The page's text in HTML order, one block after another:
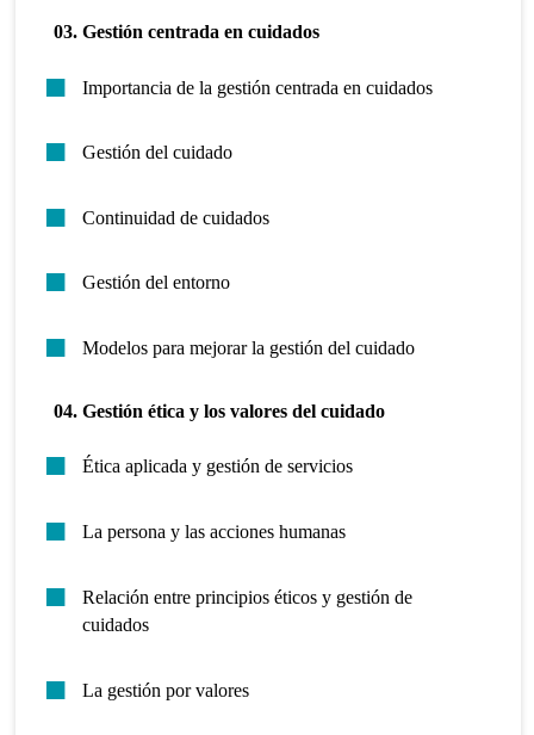
03. Gestión centrada en cuidados
Importancia de la gestión centrada en cuidados
Gestión del cuidado
Continuidad de cuidados
Gestión del entorno
Modelos para mejorar la gestión del cuidado
04. Gestión ética y los valores del cuidado
Ética aplicada y gestión de servicios
La persona y las acciones humanas
Relación entre principios éticos y gestión de
cuidados
La gestión por valores